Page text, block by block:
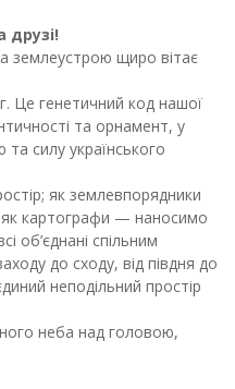
друзі!
землеустрою щиро вітає
Це генетичний код нашої
та орнамент, у
силу українського
як землевпорядники
картографи — наносимо
об’єднані спільним
до сходу, від півдня до
неподільний простір
неба над головою,